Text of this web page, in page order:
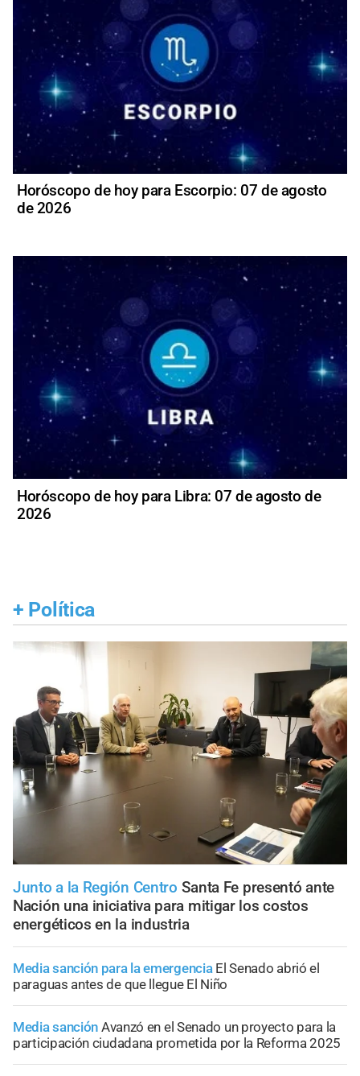
Horóscopo de hoy para Escorpio: 07 de agosto
de 2026
Horóscopo de hoy para Libra: 07 de agosto de
2026
+ Política
Junto a la Región Centro Santa Fe presentó ante
Nación una iniciativa para mitigar los costos
energéticos en la industria
Media sanción para la emergencia El Senado abrió el
paraguas antes de que llegue El Niño
Media sanción Avanzó en el Senado un proyecto para la
participación ciudadana prometida por la Reforma 2025